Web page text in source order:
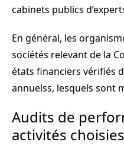
cabinets publics
En général, les
sociétés relevant de la
états financiers vérifiés
annuelss, lesquels sont
Audits de
activités